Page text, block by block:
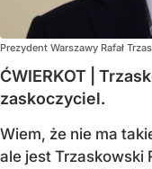
Prezydent Warszawy Rafał
ĆWIERKOT |
zaskoczyciel.
Wiem, że nie ma
ale jest Trzaskowski